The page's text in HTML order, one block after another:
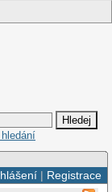
| Registrace